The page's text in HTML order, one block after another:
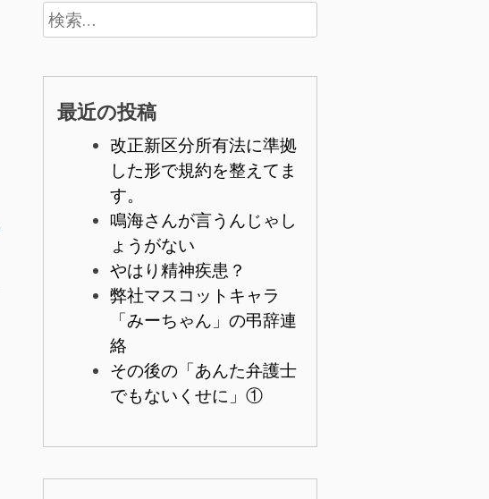
検
索:
最近の投稿
改正新区分所有法に準拠
した形で規約を整えてま
す。
鳴海さんが言うんじゃし
ょうがない
やはり精神疾患？
弊社マスコットキャラ
「みーちゃん」の弔辞連
絡
その後の「あんた弁護士
でもないくせに」①